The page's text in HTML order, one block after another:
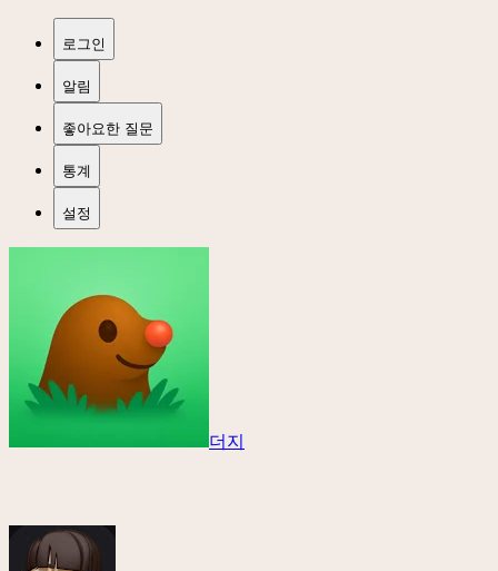
로그인
알림
좋아요한 질문
통계
설정
더지